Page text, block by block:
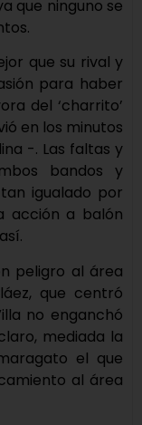
que ninguno se
que su rival y
para haber
del ‘charrito’
en los minutos
-. Las faltas y
bandos y
igualado por
acción a balón
peligro al área
que centró
no enganchó
mediada la
el que
al área